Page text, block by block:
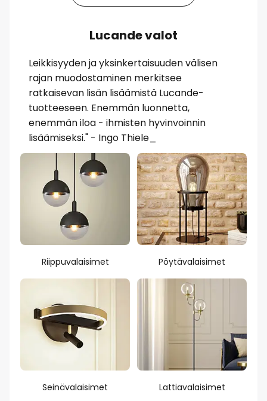
Lucande valot
Leikkisyyden ja yksinkertaisuuden välisen
rajan muodostaminen merkitsee
ratkaisevan lisän lisäämistä Lucande-
tuotteeseen. Enemmän luonnetta,
enemmän iloa - ihmisten hyvinvoinnin
lisäämiseksi." - Ingo Thiele_
Riippuvalaisimet Pöytävalaisimet
Seinävalaisimet Lattiavalaisimet